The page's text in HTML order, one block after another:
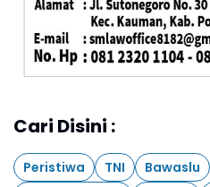
Cari Disini :
Peristiwa TNI Bawaslu